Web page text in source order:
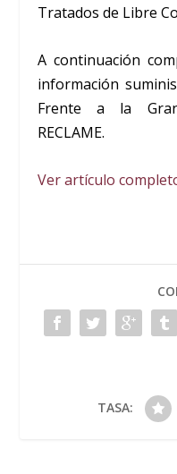
Tratados de Libre
A continuación
información
Frente a la
RECLAME.
Ver artículo
TASA: